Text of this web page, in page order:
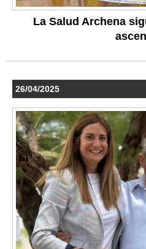
La Salud Archena
26/04/2025